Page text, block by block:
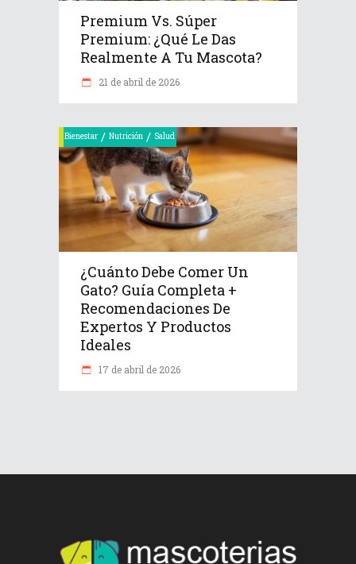
Premium Vs. Súper
Premium: ¿Qué Le Das
Realmente A Tu Mascota?
21 de abril de 2026
Bienestar / Nutrición / Salud
¿Cuánto Debe Comer Un
Gato? Guía Completa +
Recomendaciones De
Expertos Y Productos
Ideales
17 de abril de 2026